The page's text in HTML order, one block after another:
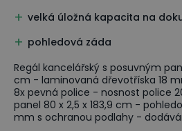
velká úložná kapacita na
pohledová záda
Regál kancelářský s posuvným
cm - laminovaná dřevotříska 18
8x pevná police - nosnost police
panel 80 x 2,5 x 183,9 cm -
mm s ochranou podlahy -